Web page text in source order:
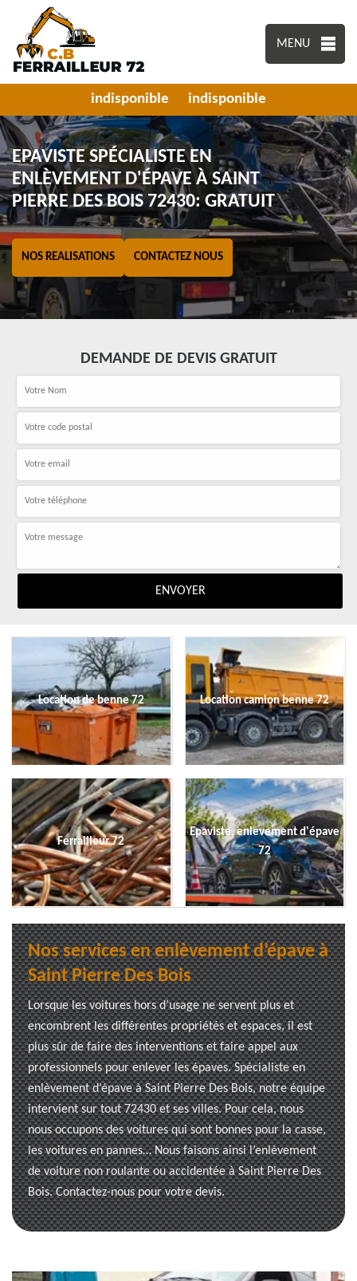
MENU
indisponible indisponible
EPAVISTE SPÉCIALISTE EN
ENLÈVEMENT D'ÉPAVE À SAINT
PIERRE DES BOIS 72430: GRATUIT
NOS REALISATIONS CONTACTEZ NOUS
DEMANDE DE DEVIS GRATUIT
Location de benne 72 Location camion benne 72
Ferrailleur 72
Epaviste, enlevement d'épave
72
Nos services en enlèvement d’épave à
Saint Pierre Des Bois
Lorsque les voitures hors d’usage ne servent plus et
encombrent les différentes propriétés et espaces, il est
plus sûr de faire des interventions et faire appel aux
professionnels pour enlever les épaves. Spécialiste en
enlèvement d’épave à Saint Pierre Des Bois, notre équipe
intervient sur tout 72430 et ses villes. Pour cela, nous
nous occupons des voitures qui sont bonnes pour la casse,
les voitures en pannes… Nous faisons ainsi l’enlèvement
de voiture non roulante ou accidentée à Saint Pierre Des
Bois. Contactez-nous pour votre devis.